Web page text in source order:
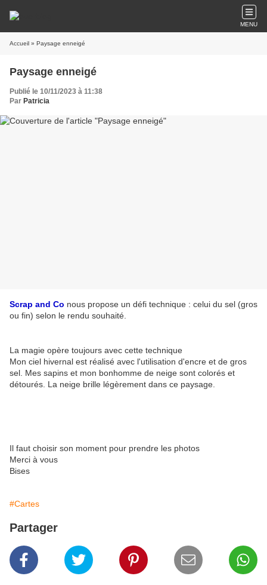
MENU
Accueil » Paysage enneigé
Paysage enneigé
Publié le 10/11/2023 à 11:38
Par Patricia
Scrap and Co nous propose un défi technique : celui du sel (gros
ou fin) selon le rendu souhaité.
La magie opère toujours avec cette technique
Mon ciel hivernal est réalisé avec l'utilisation d'encre et de gros
sel. Mes sapins et mon bonhomme de neige sont colorés et
détourés. La neige brille légèrement dans ce paysage.
Il faut choisir son moment pour prendre les photos
Merci à vous
Bises
#Cartes
Partager